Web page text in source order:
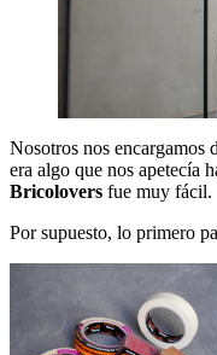
Nosotros nos encargamos
era algo que nos apetecía
Bricolovers fue muy fácil.
Por supuesto, lo primero